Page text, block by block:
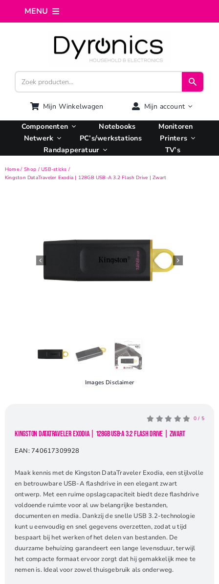
MENU
Webshop
Computer reparatie
AI Integratie
Hosting
Contact
Mijn Winkelwagen Mijn account
Componenten Notebooks
Monitoren
Netwerk
PC’s/werkstations
Printers
Randapperatuur
TV’s
Home Shop
USB-sticks
Kingston DataTraveler Exodia | 128GB USB-A 3.2 Flash Drive | Zwart
Images Disclaimer
0 / 5
Kingston DataTraveler Exodia | 128GB USB-A 3.2 Flash Drive | Zwart
EAN: 740617309928
Maak kennis met de Kingston DataTraveler Exodia, een stijlvolle
en betrouwbare USB-A flashdrive in een elegant zwart
ontwerp. Met een ruime opslagcapaciteit biedt deze flashdrive
voldoende ruimte voor al uw belangrijke bestanden,
documenten en media. Dankzij de snelle USB 3.2-technologie
kunt u eenvoudig en snel gegevens overzetten, zodat u tijd
bespaart bij het werken of het delen van bestanden. De
duurzame behuizing garandeert een lange levensduur, terwijl
het compacte formaat ervoor zorgt dat hij gemakkelijk mee te
nemen is. Ideal voor zowel thuisgebruik als onderweg.